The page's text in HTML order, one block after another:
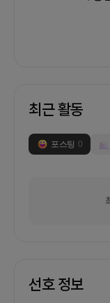
최근 활동
포스팅 0
선호 정보